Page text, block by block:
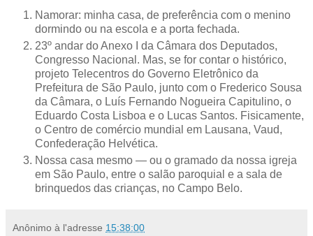
Namorar: minha casa, de preferência com o menino
dormindo ou na escola e a porta fechada.
23º andar do Anexo I da Câmara dos Deputados,
Congresso Nacional. Mas, se for contar o histórico,
projeto Telecentros do Governo Eletrônico da
Prefeitura de São Paulo, junto com o Frederico Sousa
da Câmara, o Luís Fernando Nogueira Capitulino, o
Eduardo Costa Lisboa e o Lucas Santos. Fisicamente,
o Centro de comércio mundial em Lausana, Vaud,
Confederação Helvética.
Nossa casa mesmo — ou o gramado da nossa igreja
em São Paulo, entre o salão paroquial e a sala de
brinquedos das crianças, no Campo Belo.
Anônimo à l'adresse 15:38:00